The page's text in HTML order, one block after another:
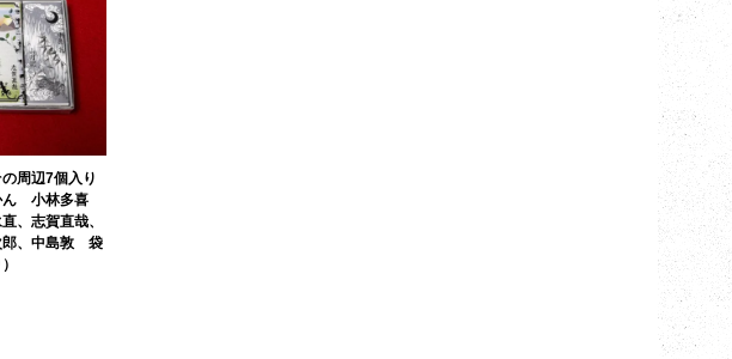
周辺7個入り
ん 小林多喜
、志賀直哉、
郎、中島敦 袋